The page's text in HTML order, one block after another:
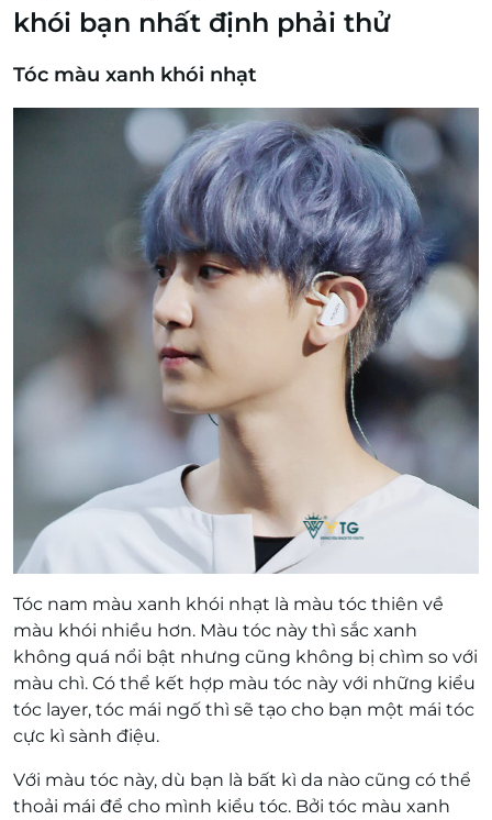
khói bạn nhất định phải thử
Tóc màu xanh khói nhạt
Tóc nam màu xanh khói nhạt là màu tóc thiên về
màu khói nhiều hơn. Màu tóc này thì sắc xanh
không quá nổi bật nhưng cũng không bị chìm so với
màu chì. Có thể kết hợp màu tóc này với những kiểu
tóc layer, tóc mái ngố thì sẽ tạo cho bạn một mái tóc
cực kì sành điệu.
Với màu tóc này, dù bạn là bất kì da nào cũng có thể
thoải mái để cho mình kiểu tóc. Bởi tóc màu xanh